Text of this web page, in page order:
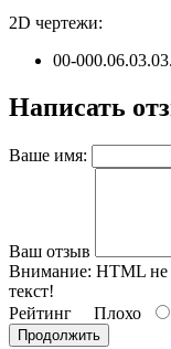
2D чертежи:
00-
Написать
Ваше имя:
Ваш отзыв
Внимание: HTML не
текст!
Рейтинг Плохо
Продолжить